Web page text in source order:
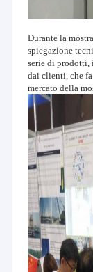
secchio di
Coclea di
Barilotti di
Tipo
Intelaiatura
Secchio di
Secchio di
Durante la
spiegazione
serie di prodotti,
dai clienti, che
mercato della
attivamente esplora
esportati in